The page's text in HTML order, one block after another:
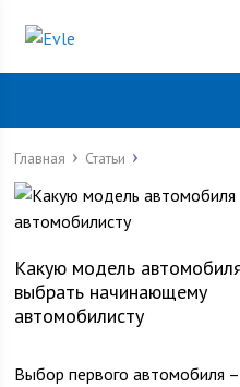
Главная Статьи
Какую модель
выбрать начинающему
автомобилисту
Выбор первого автомобиля